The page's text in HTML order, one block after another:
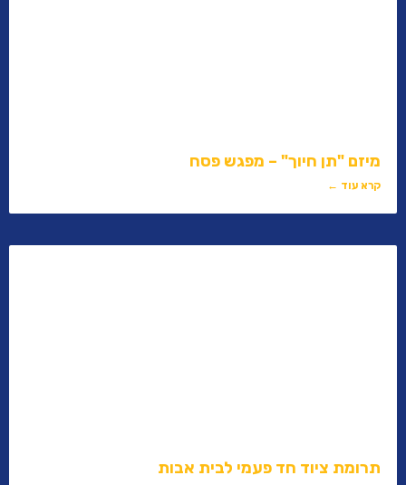
מיזם "תן חיוך" – מפגש פסח
קרא עוד ←
תרומת ציוד חד פעמי לבית אבות